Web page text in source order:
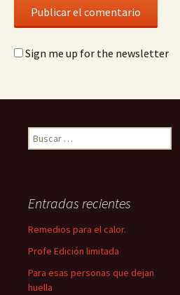
Sign me up for the newsletter
Buscar:
Entradas recientes
Remedios para el calor.
Profe Edición limitada
Para esas personas que dejan
huella